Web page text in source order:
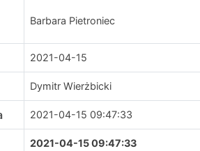
Barbara Pietroniec
2021-04-15
Dymitr Wierżbicki
2021-04-15 09:47:33
2021-04-15 09:47:33